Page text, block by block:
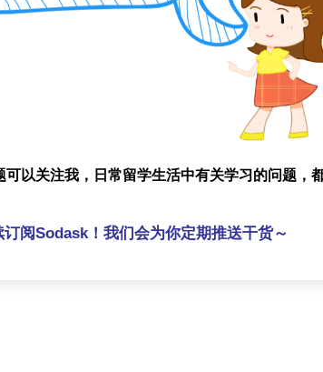
以关注我，日常留学生活中有关学习的问题，
订阅Sodask！我们会为你定期推送干货～